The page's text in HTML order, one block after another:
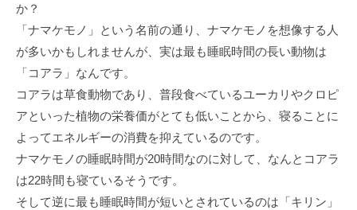
か？
「ナマケモノ」という名前の通り、ナマケモノを想像する人
が多いかもしれませんが、実は最も睡眠時間の長い動物は
「コアラ」なんです。
コアラは草食動物であり、普段食べているユーカリやクロピ
アといった植物の栄養価がとても低いことから、寝ることに
よってエネルギーの消費を抑えているのです。
ナマケモノの睡眠時間が20時間なのに対して、なんとコアラ
は22時間も寝ているそうです。
そして逆に最も睡眠時間が短いとされているのは「キリン」